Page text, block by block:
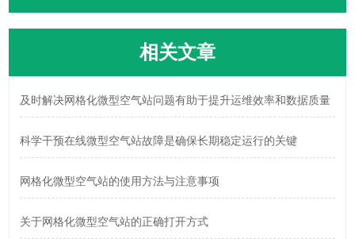
相关文章
及时解决网格化微型空气站问题有助于提升运维效率和数据质量
科学干预在线微型空气站故障是确保长期稳定运行的关键
网格化微型空气站的使用方法与注意事项
关于网格化微型空气站的正确打开方式